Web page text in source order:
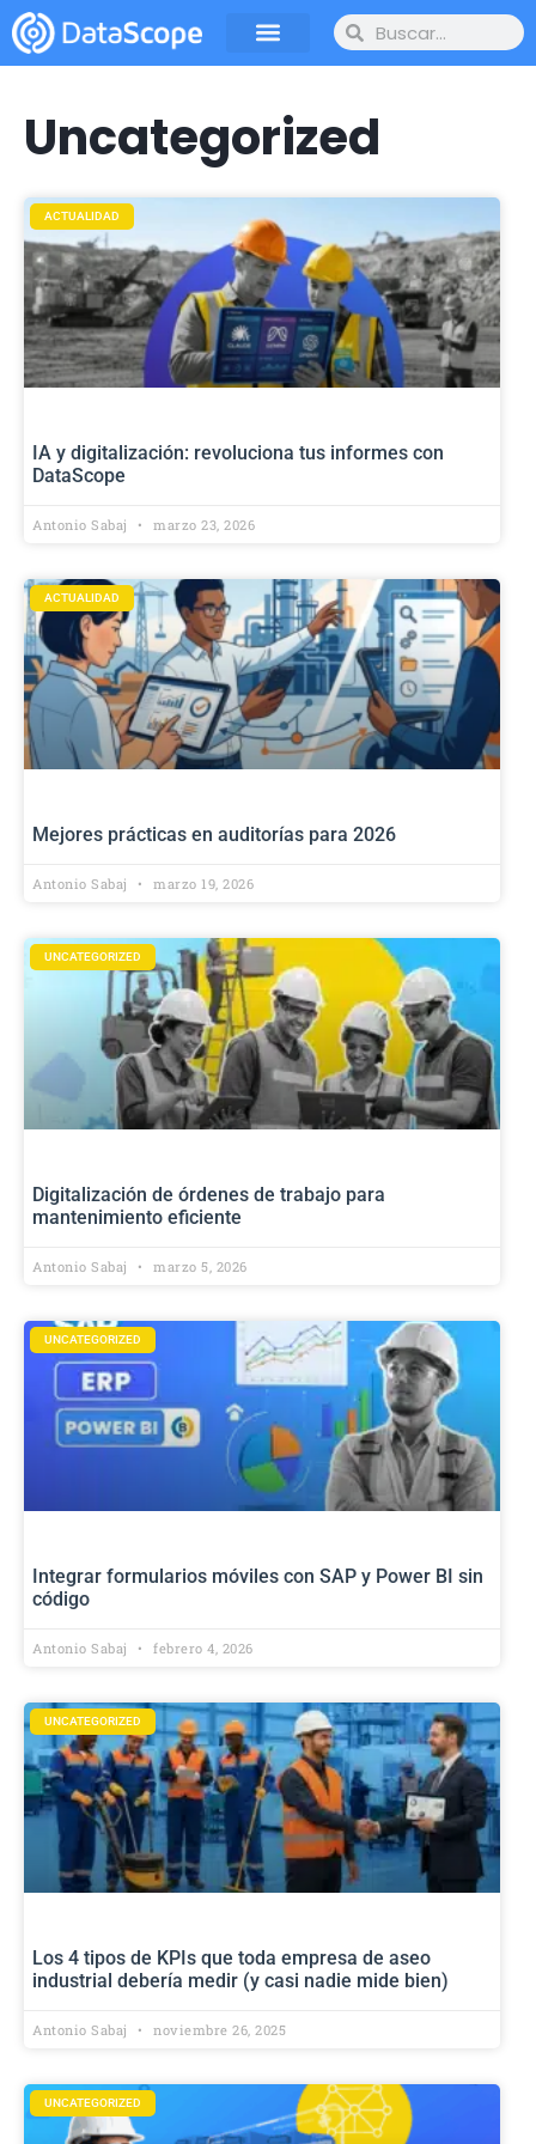
Uncategorized
ACTUALIDAD
IA y digitalización: revoluciona tus informes con
DataScope
Antonio Sabaj marzo 23, 2026
ACTUALIDAD
Mejores prácticas en auditorías para 2026
Antonio Sabaj marzo 19, 2026
UNCATEGORIZED
Digitalización de órdenes de trabajo para
mantenimiento eficiente
Antonio Sabaj marzo 5, 2026
UNCATEGORIZED
Integrar formularios móviles con SAP y Power BI sin
código
Antonio Sabaj febrero 4, 2026
UNCATEGORIZED
Los 4 tipos de KPIs que toda empresa de aseo
industrial debería medir (y casi nadie mide bien)
Antonio Sabaj noviembre 26, 2025
UNCATEGORIZED